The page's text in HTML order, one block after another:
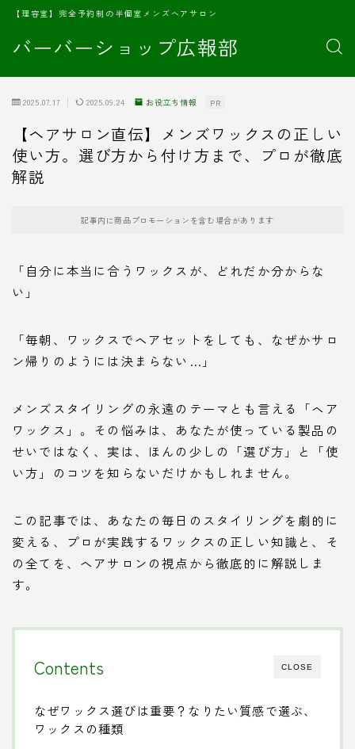
バーバーショップ広報部
【理容室】完全予約制の半個室メンズヘアサロン
2025.07.17 2025.09.24 お役立ち情報 PR
【ヘアサロン直伝】メンズワックスの正しい
使い方。選び方から付け方まで、プロが徹底
解説
記事内に商品プロモーションを含む場合があります
「自分に本当に合うワックスが、どれだか分からな
い」
「毎朝、ワックスでヘアセットをしても、なぜかサロ
ン帰りのようには決まらない…」
メンズスタイリングの永遠のテーマとも言える「ヘア
ワックス」。その悩みは、あなたが使っている製品の
せいではなく、実は、ほんの少しの「選び方」と「使
い方」のコツを知らないだけかもしれません。
この記事では、あなたの毎日のスタイリングを劇的に
変える、プロが実践するワックスの正しい知識と、そ
の全てを、ヘアサロンの視点から徹底的に解説しま
す。
CLOSE
Contents
なぜワックス選びは重要？なりたい質感で選ぶ、
ワックスの種類